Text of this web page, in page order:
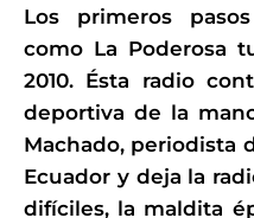
Los primeros
como La Poderosa
2010. Ésta radio
deportiva de la
Machado, periodista
Ecuador y deja la
difíciles, la maldita